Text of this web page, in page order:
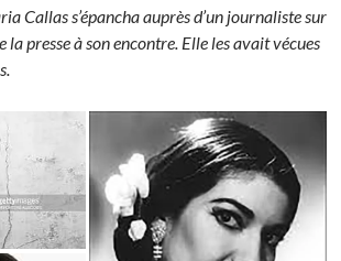
Callas s’épancha auprès d’un journaliste sur
la presse à son encontre. Elle les avait vécues